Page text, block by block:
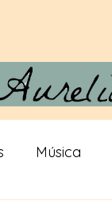
Música